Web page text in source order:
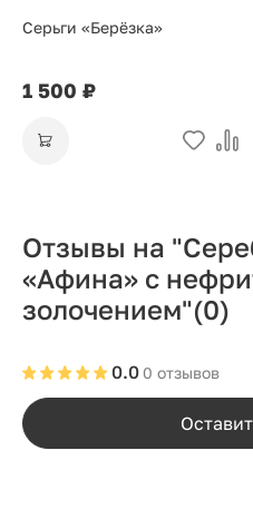
Серьги «Берёзка»
1 500 ₽
Отзывы на
«Афина» с
золочением"(0)
0 отзывов
0.0